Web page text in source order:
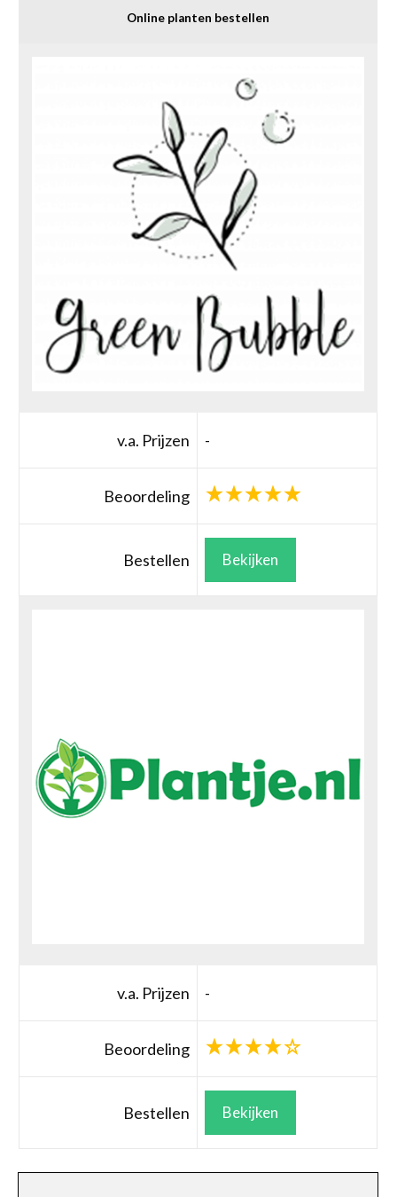
Online planten bestellen
v.a. Prijzen -
Beoordeling
Bestellen Bekijken
v.a. Prijzen -
Beoordeling
Bestellen Bekijken